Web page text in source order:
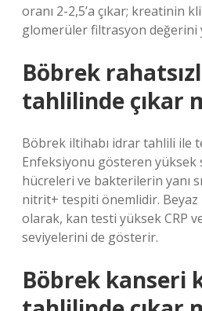
oranı 2-2,5’a çıkar; kreatinin
glomerüler filtrasyon değerini
Böbrek
tahlilinde çıkar
Böbrek iltihabı idrar tahlili ile
Enfeksiyonu gösteren yüksek
hücreleri ve bakterilerin yanı
nitrit+ tespiti önemlidir.
olarak, kan testi yüksek CRP
seviyelerini de gösterir.
Böbrek kanseri